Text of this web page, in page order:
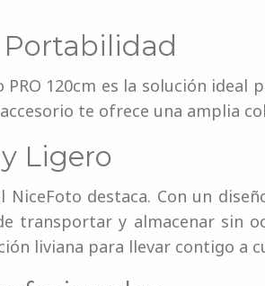
120cm es la solución ideal
te ofrece una amplia
Ligero
destaca. Con un
transportar y almacenar sin
liviana para llevar contigo a